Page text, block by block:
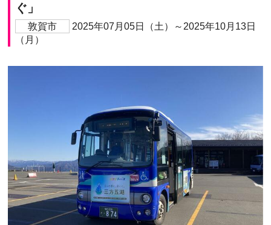
ぐ」
敦賀市
2025年07月05日（土）～2025年10月13日
（月）